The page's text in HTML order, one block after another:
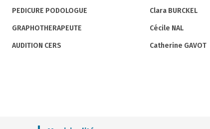
PEDICURE PODOLOGUE Clara BURCKEL
GRAPHOTHERAPEUTE Cécile NAL
AUDITION CERS Catherine GAVOT